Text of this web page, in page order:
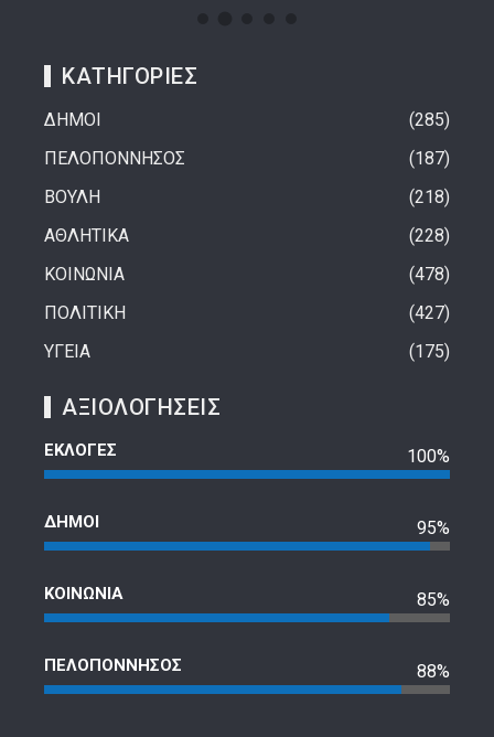
ΚΑΤΗΓΟΡΙΕΣ
ΔΗΜΟΙ
285
ΠΕΛΟΠΟΝΝΗΣΟΣ
187
ΒΟΥΛΗ
218
ΑΘΛΗΤΙΚΑ
228
ΚΟΙΝΩΝΙΑ
478
ΠΟΛΙΤΙΚΗ
427
ΥΓΕΙΑ
175
ΑΞΙΟΛΟΓΗΣΕΙΣ
ΕΚΛΟΓΕΣ 100%
ΔΗΜΟΙ 95%
ΚΟΙΝΩΝΙΑ 85%
ΠΕΛΟΠΟΝΝΗΣΟΣ 88%